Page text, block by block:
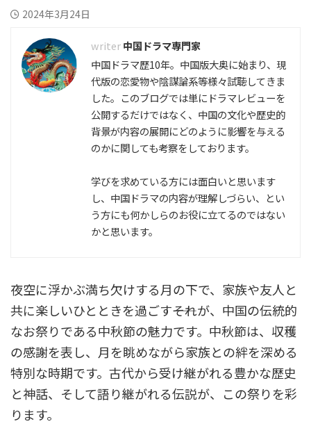
2024年3月24日
中国ドラマ専門家
中国ドラマ歴10年。中国版大奥に始まり、現
代版の恋愛物や陰謀論系等様々試聴してきま
した。このブログでは単にドラマレビューを
公開するだけではなく、中国の文化や歴史的
背景が内容の展開にどのように影響を与える
のかに関しても考察をしております。
学びを求めている方には面白いと思います
し、中国ドラマの内容が理解しづらい、とい
う方にも何かしらのお役に立てるのではない
かと思います。
夜空に浮かぶ満ち欠けする月の下で、家族や友人と
共に楽しいひとときを過ごす――それが、中国の伝統的
なお祭りである中秋節の魅力です。中秋節は、収穫
の感謝を表し、月を眺めながら家族との絆を深める
特別な時期です。古代から受け継がれる豊かな歴史
と神話、そして語り継がれる伝説が、この祭りを彩
ります。